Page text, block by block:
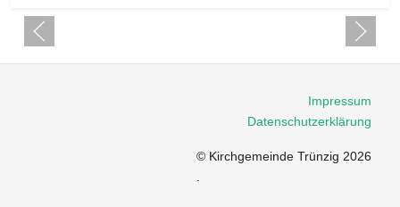
Impressum
Datenschutzerklärung
© Kirchgemeinde Trünzig 2026
.